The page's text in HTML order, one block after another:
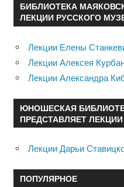
БИБЛИОТЕКА
ЛЕКЦИИ РУССКОГО
Лекции Елены
Лекции Алексея
Лекции Александра
ЮНОШЕСКАЯ
ПРЕДСТАВЛЯЕТ
Лекции Дарьи
ПОПУЛЯРНОЕ